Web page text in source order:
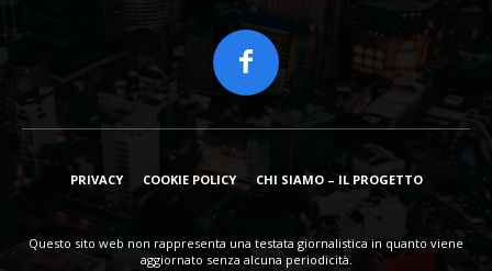
PRIVACY COOKIE POLICY CHI SIAMO – IL PROGETTO
Questo sito web non rappresenta una testata giornalistica in quanto viene
aggiornato senza alcuna periodicità.